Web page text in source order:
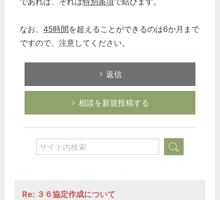
なお、 45時間を超えることができるのは6か月まで
ですので、注意してください。
返信
相談を新規投稿する
Re: ３６協定作成について